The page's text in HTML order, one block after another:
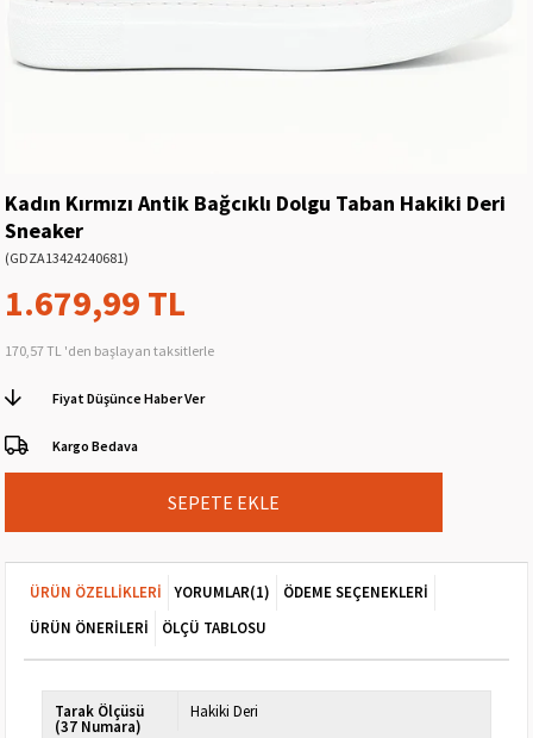
Kadın Kırmızı Antik Bağcıklı Dolgu Taban Hakiki Deri
Sneaker
(GDZA13424240681)
1.679,99 TL
170,57 TL 'den başlayan taksitlerle
Fiyat Düşünce Haber Ver
Kargo Bedava
ÜRÜN ÖZELLIKLERI YORUMLAR(1)
ÖDEME SEÇENEKLERI
ÜRÜN ÖNERILERI
ÖLÇÜ TABLOSU
Tarak Ölçüsü
(37 Numara)
Hakiki Deri